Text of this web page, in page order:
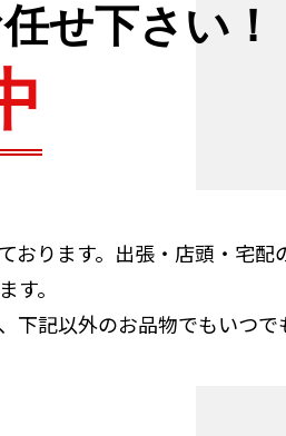
せ下さい！
ります。出張・店頭・宅配
す。
下記以外のお品物でもいつで